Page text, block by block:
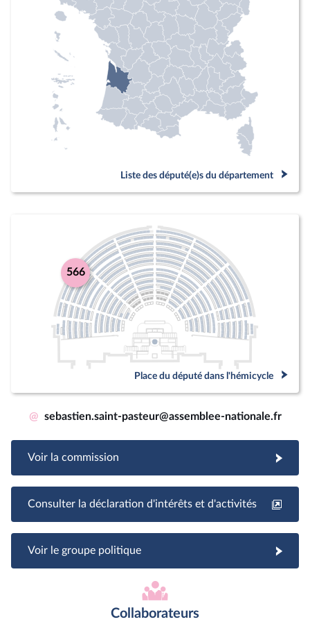
Liste des député(e)s du département
566
Place du député dans l'hémicycle
@ sebastien.saint-pasteur@assemblee-nationale.fr
Voir la commission
Consulter la déclaration d'intérêts et d'activités
Voir le groupe politique
Collaborateurs